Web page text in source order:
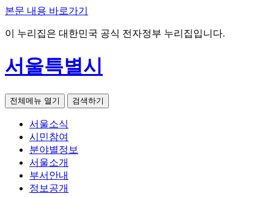
본문 내용 바로가기
이 누리집은 대한민국 공식 전자정부 누리집입니다.
서울특별시
전체메뉴 열기 검색하기
서울소식
시민참여
분야별정보
서울소개
부서안내
정보공개